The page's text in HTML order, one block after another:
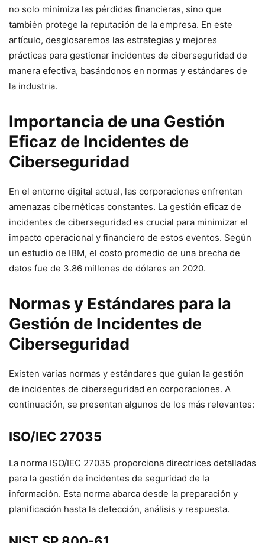
no solo minimiza las pérdidas financieras, sino que
también protege la reputación de la empresa. En este
artículo, desglosaremos las estrategias y mejores
prácticas para gestionar incidentes de ciberseguridad de
manera efectiva, basándonos en normas y estándares de
la industria.
Importancia de una Gestión
Eficaz de Incidentes de
Ciberseguridad
En el entorno digital actual, las corporaciones enfrentan
amenazas cibernéticas constantes. La gestión eficaz de
incidentes de ciberseguridad es crucial para minimizar el
impacto operacional y financiero de estos eventos. Según
un estudio de IBM, el costo promedio de una brecha de
datos fue de 3.86 millones de dólares en 2020.
Normas y Estándares para la
Gestión de Incidentes de
Ciberseguridad
Existen varias normas y estándares que guían la gestión
de incidentes de ciberseguridad en corporaciones. A
continuación, se presentan algunos de los más relevantes:
ISO/IEC 27035
La norma ISO/IEC 27035 proporciona directrices detalladas
para la gestión de incidentes de seguridad de la
información. Esta norma abarca desde la preparación y
planificación hasta la detección, análisis y respuesta.